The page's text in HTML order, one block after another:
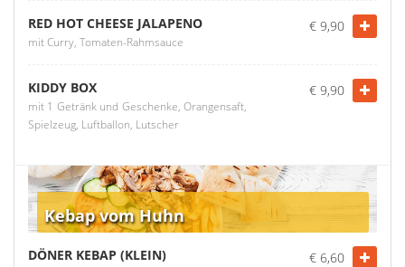
RED HOT CHEESE JALAPENO
mit Curry, Tomaten-Rahmsauce
€ 9,90
KIDDY BOX
mit 1 Getränk und Geschenke, Orangensaft,
Spielzeug, Luftballon, Lutscher
€ 9,90
Kebap vom Huhn
DÖNER KEBAP (KLEIN) € 6,60